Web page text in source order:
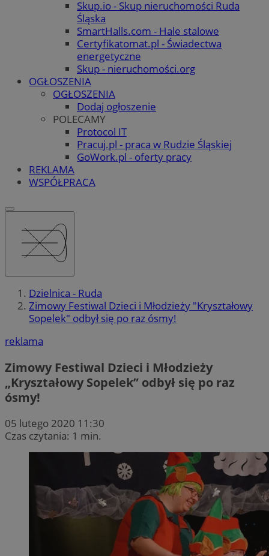
Skup.io - Skup nieruchomości Ruda
Śląska
SmartHalls.com - Hale stalowe
Certyfikatomat.pl - Świadectwa
energetyczne
Skup - nieruchomości.org
OGŁOSZENIA
OGŁOSZENIA
Dodaj ogłoszenie
POLECAMY
Protocol IT
Pracuj.pl - praca w Rudzie Śląskiej
GoWork.pl - oferty pracy
REKLAMA
WSPÓŁPRACA
Dzielnica - Ruda
Zimowy Festiwal Dzieci i Młodzieży "Kryształowy
Sopelek" odbył się po raz ósmy!
reklama
Zimowy Festiwal Dzieci i Młodzieży
„Kryształowy Sopelek” odbył się po raz
ósmy!
05 lutego 2020 11:30
Czas czytania: 1 min.